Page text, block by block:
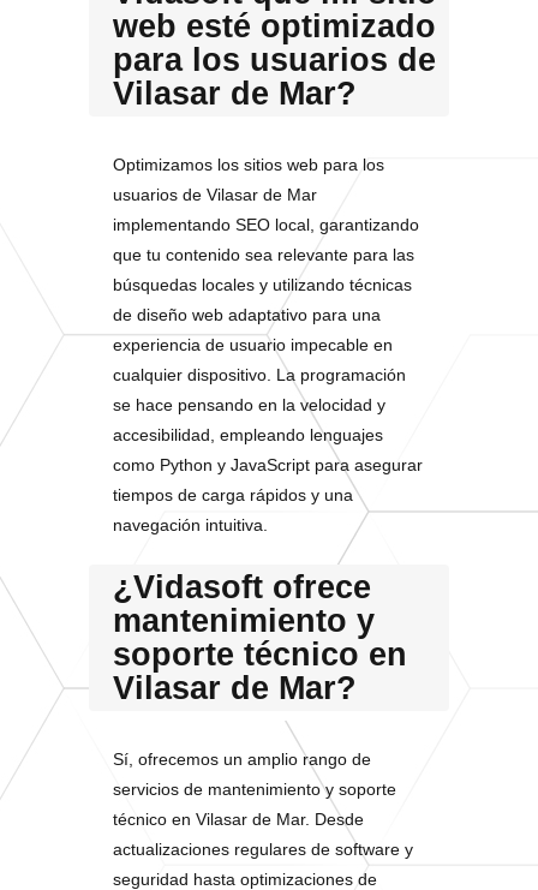
web esté optimizado
para los usuarios de
Vilasar de Mar?
Optimizamos los sitios web para los
usuarios de Vilasar de Mar
implementando SEO local, garantizando
que tu contenido sea relevante para las
búsquedas locales y utilizando técnicas
de diseño web adaptativo para una
experiencia de usuario impecable en
cualquier dispositivo. La programación
se hace pensando en la velocidad y
accesibilidad, empleando lenguajes
como Python y JavaScript para asegurar
tiempos de carga rápidos y una
navegación intuitiva.
¿Vidasoft ofrece
mantenimiento y
soporte técnico en
Vilasar de Mar?
Sí, ofrecemos un amplio rango de
servicios de mantenimiento y soporte
técnico en Vilasar de Mar. Desde
actualizaciones regulares de software y
seguridad hasta optimizaciones de